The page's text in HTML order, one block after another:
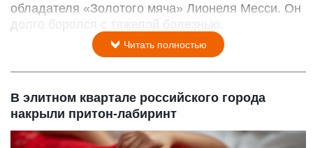
обладателя «Золотого мяча» Лионеля Месси. Он
долго боролся с тяжелой болезнью.
Читать полностью
В элитном квартале российского города
накрыли притон-лабиринт